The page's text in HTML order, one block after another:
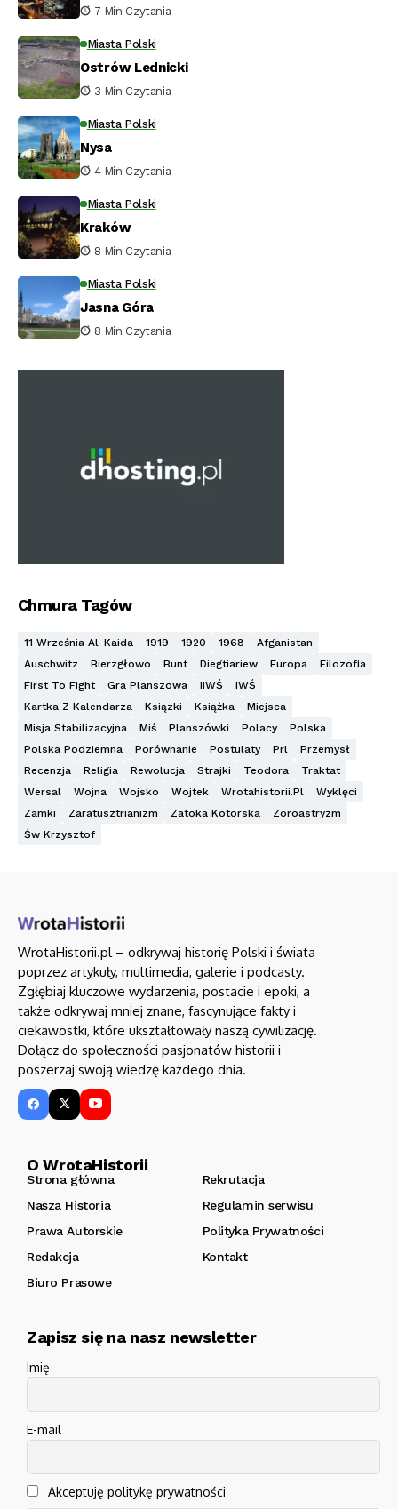
7 Min Czytania
Miasta Polski
Ostrów Lednicki
3 Min Czytania
Miasta Polski
Nysa
4 Min Czytania
Miasta Polski
Kraków
8 Min Czytania
Miasta Polski
Jasna Góra
8 Min Czytania
Chmura Tagów
11 Września Al-Kaida 1919 - 1920 1968
Afganistan
Auschwitz
Bierzgłowo Bunt Diegtiariew Europa
Filozofia
First To Fight
Gra Planszowa IIWŚ
IWŚ
Kartka Z Kalendarza
Ksiązki Książka
Miejsca
Misja Stabilizacyjna
Miś Planszówki Polacy
Polska
Polska Podziemna
Porównanie Postulaty Prl
Przemysł
Recenzja
Religia Rewolucja Strajki Teodora
Traktat
Wersal
Wojna Wojsko Wojtek Wrotahistorii.pl
Wyklęci
Zamki
Zaratusztrianizm Zatoka Kotorska
Zoroastryzm
Św Krzysztof
WrotaHistorii.pl – odkrywaj historię Polski i świata
poprzez artykuły, multimedia, galerie i podcasty.
Zgłębiaj kluczowe wydarzenia, postacie i epoki, a
także odkrywaj mniej znane, fascynujące fakty i
ciekawostki, które ukształtowały naszą cywilizację.
Dołącz do społeczności pasjonatów historii i
poszerzaj swoją wiedzę każdego dnia.
O WrotaHistorii
Strona główna
Rekrutacja
Nasza Historia
Regulamin serwisu
Prawa Autorskie
Polityka Prywatności
Redakcja
Kontakt
Biuro Prasowe
Zapisz się na nasz newsletter
Imię
E-mail
Akceptuję politykę prywatności